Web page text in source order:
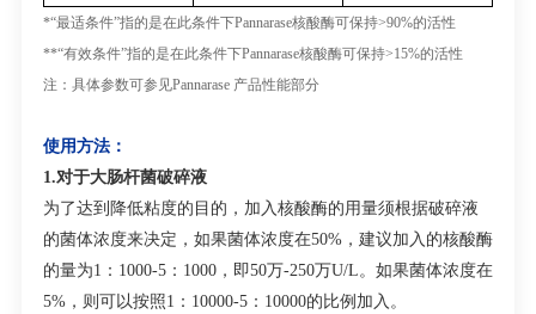
*“最适条件”指的是在此条件下Pannarase核酸酶可保持>90%的活性
**“有效条件”指的是在此条件下Pannarase核酸酶可保持>15%的活性
注：具体参数可参见Pannarase 产品性能部分
使用方法：
1.对于大肠杆菌破碎液
为了达到降低粘度的目的，加入核酸酶的用量须根据破碎液
的菌体浓度来决定，如果菌体浓度在50% ，建议加入的核酸酶
的量为1 ： 1000-5 ： 1000 ，即50万-250万U/L。如果菌体浓度在
5% ，则可以按照1 ： 10000-5 ： 10000的比例加入。